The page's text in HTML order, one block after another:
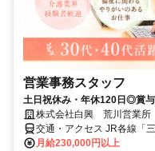
営業事務スタッフ
土日祝休み・年休120日◎賞
株式会社白興 荒川営業所
交通・アクセス JR各線「
島駅」より徒歩10分、都電
月給230,000円以上